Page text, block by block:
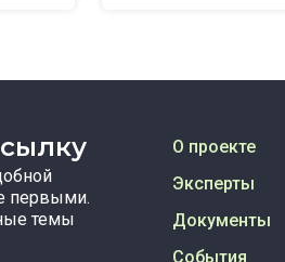
первыми.
темы
О проекте
Эксперты
Документы
События